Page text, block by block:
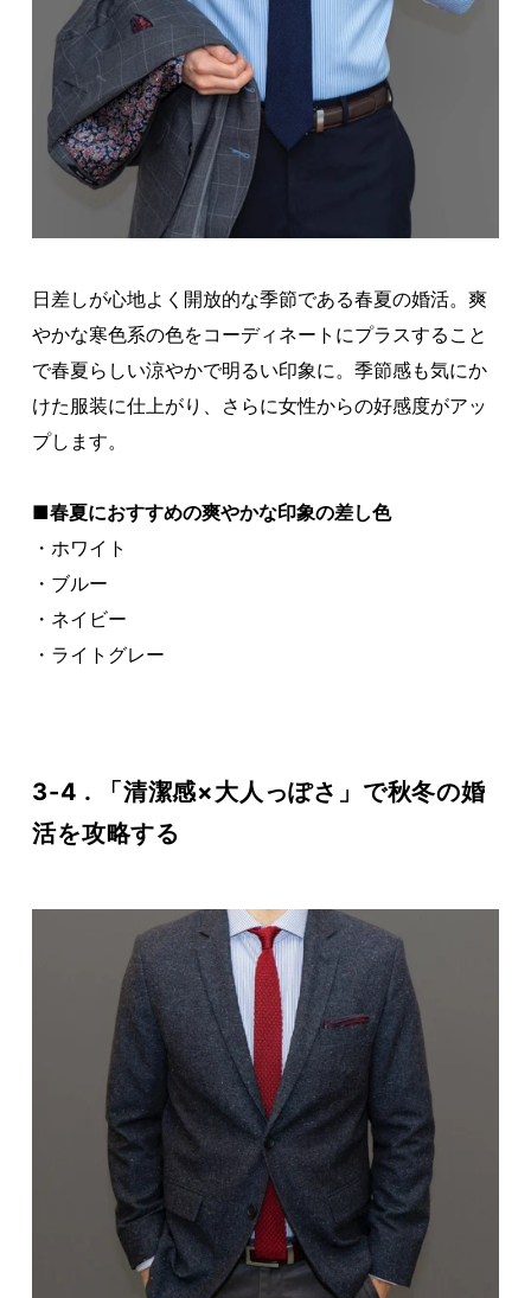
日差しが心地よく開放的な季節である春夏の婚活。爽
やかな寒色系の色をコーディネートにプラスすること
で春夏らしい涼やかで明るい印象に。季節感も気にか
けた服装に仕上がり、さらに女性からの好感度がアッ
プします。
■春夏におすすめの爽やかな印象の差し色
・ホワイト
・ブルー
・ネイビー
・ライトグレー
3-4 . 「清潔感×大人っぽさ」で秋冬の婚
活を攻略する